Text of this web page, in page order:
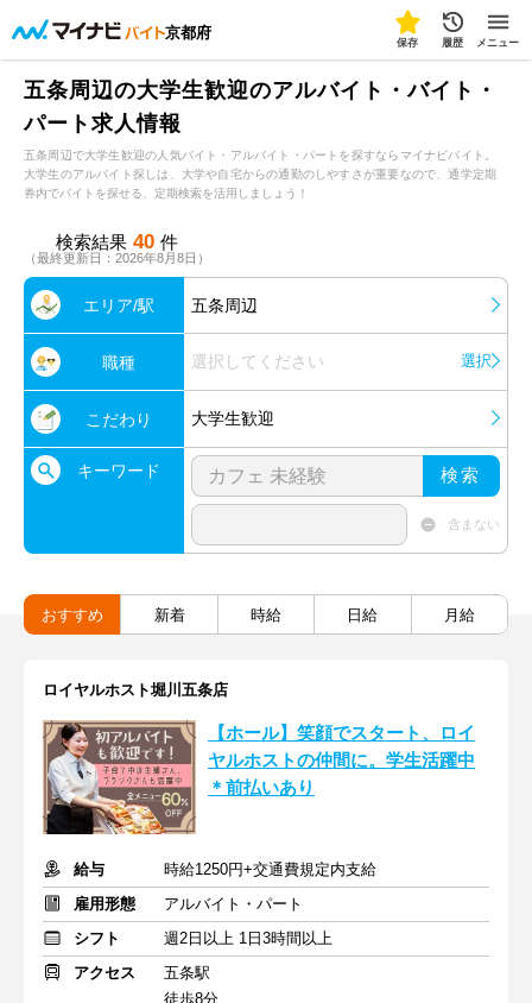
京都府
保存 履歴 メニュー
五条周辺の大学生歓迎のアルバイト・バイト・
パート求人情報
五条周辺で大学生歓迎の人気バイト・アルバイト・パートを探すならマイナビバイト。
大学生のアルバイト探しは、大学や自宅からの通勤のしやすさが重要なので、通学定期
券内でバイトを探せる、定期検索を活用しましょう！
検索結果 40 件
（最終更新日：2026年8月8日）
エリア/駅 五条周辺
職種 選択してください 選択
こだわり 大学生歓迎
キーワード 検索
含まない
おすすめ 新着 時給 日給 月給
ロイヤルホスト堀川五条店
【ホール】笑顔でスタート、ロイ
ヤルホストの仲間に。学生活躍中
＊前払いあり
給与
時給1250円+交通費規定内支給
雇用形態
アルバイト・パート
シフト
週2日以上 1日3時間以上
アクセス
五条駅
徒歩8分